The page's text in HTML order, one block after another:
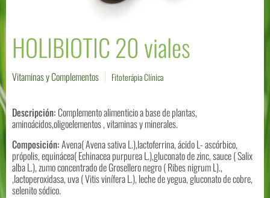
HOLIBIOTIC 20 viales
Vitaminas y Complementos Fitoterápia Clínica
Descripción:Complemento alimenticio a base de plantas,
aminoácidos,oligoelementos , vitaminas y minerales.
Composición:Avena( Avena sativa L.),lactoferrina, ácido L- ascórbico,
própolis, equinácea( Echinacea purpurea L.),gluconato de zinc, sauce ( Salix
alba L.), zumo concentrado de Grosellero negro ( Ribes nigrum L).,
,lactoperoxidasa, uva ( Vitis vinífera L.), leche de yegua, gluconato de cobre,
selenito sódico.